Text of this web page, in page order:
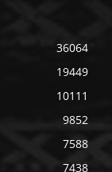
36064
19449
10111
9852
7588
7438